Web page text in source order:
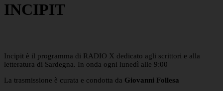
INCIPIT
Incipit è il programma di RADIO X dedicato agli scrittori e alla
letteratura di Sardegna. In onda ogni lunedì alle 9:00
La trasmissione è curata e condotta da Giovanni Follesa